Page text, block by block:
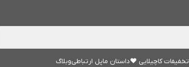
تخفیفات کاچیلایی ♥داستان ماپل ارتباطیوبلاگ